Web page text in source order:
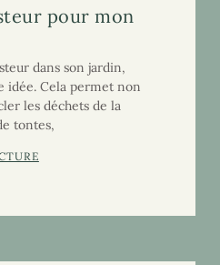
pour mon
dans son jardin,
idée. Cela permet non
les déchets de la
tontes,